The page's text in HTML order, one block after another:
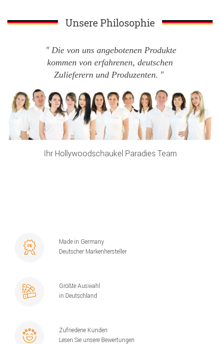
Unsere Philosophie
Die von uns angebotenen Produkte
kommen von erfahrenen, deutschen
Zulieferern und Produzenten.
Ihr Hollywoodschaukel Paradies Team
Made in Germany
Deutscher Markenhersteller
Größte Auswahl
in Deutschland
Zufriedene Kunden
Lesen Sie unsere Bewertungen